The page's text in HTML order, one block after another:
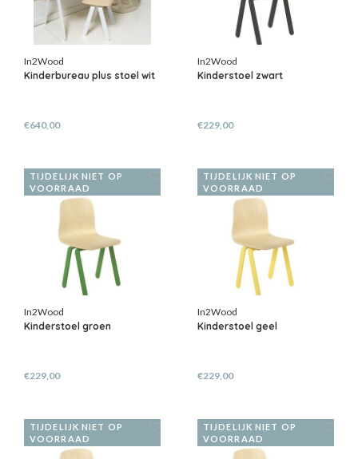
In2Wood
Kinderbureau plus stoel wit
€640,00
In2Wood
Kinderstoel zwart
€229,00
TIJDELIJK NIET OP
VOORRAAD
In2Wood
Kinderstoel groen
€229,00
TIJDELIJK NIET OP
VOORRAAD
In2Wood
Kinderstoel geel
€229,00
TIJDELIJK NIET OP
VOORRAAD
TIJDELIJK NIET OP
VOORRAAD